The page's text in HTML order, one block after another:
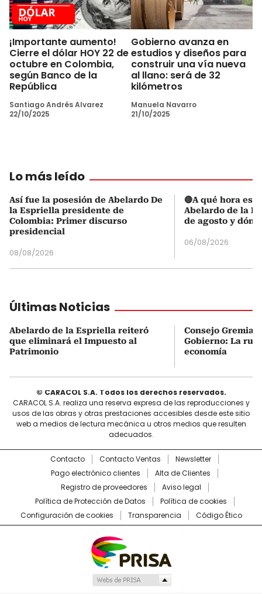
¡Importante aumento!
Cierre el dólar HOY 22 de
octubre en Colombia,
según Banco de la
República
Santiago Andrés Alvarez
22/10/2025
Gobierno avanza en
estudios y diseños para
construir una vía nueva
al llano: será de 32
kilómetros
Manuela Navarro
21/10/2025
Lo más leído
Así fue la posesión de Abelardo De
la Espriella presidente de
Colombia: Primer discurso
presidencial
08/08/2026
🔴A qué hora es
Abelardo de la
de agosto y
06/08/2026
Últimas Noticias
Abelardo de la Espriella reiteró
que eliminará el Impuesto al
Patrimonio
Consejo Gremial
Gobierno: La
economía
© CARACOL S.A. Todos los derechos reservados.
CARACOL S.A. realiza una reserva expresa de las reproducciones y
usos de las obras y otras prestaciones accesibles desde este sitio
web a medios de lectura mecánica u otros medios que resulten
adecuados.
Contacto Contacto Ventas
Newsletter
Pago electrónico clientes
Alta de Clientes
Registro de proveedores
Aviso legal
Política de Protección de Datos
Política de cookies
Configuración de cookies
Transparencia Código Ético